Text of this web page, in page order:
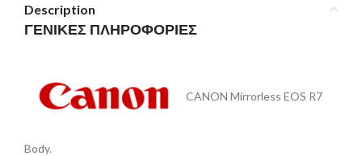
Description
ΓΕΝΙΚΕΣ ΠΛΗΡΟΦΟΡΙΕΣ
CANON Mirrorless EOS R7
Body.